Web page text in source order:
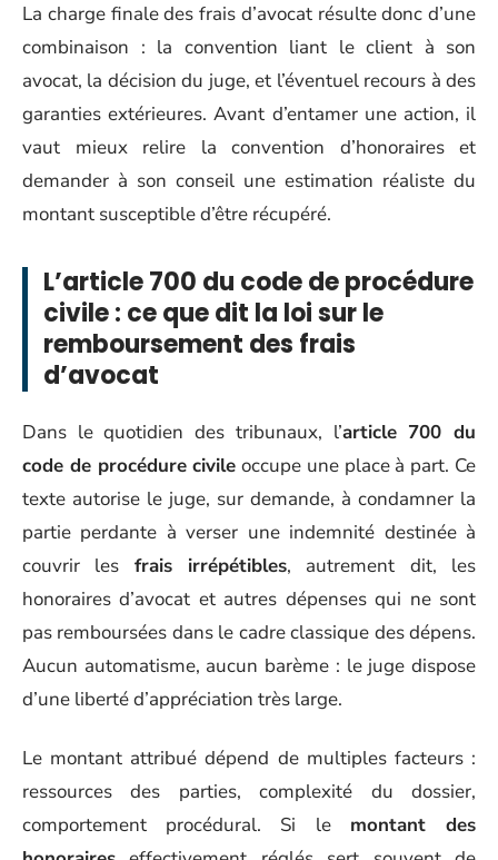
La charge finale des frais d’avocat résulte donc d’une
combinaison : la convention liant le client à son
avocat, la décision du juge, et l’éventuel recours à des
garanties extérieures. Avant d’entamer une action, il
vaut mieux relire la convention d’honoraires et
demander à son conseil une estimation réaliste du
montant susceptible d’être récupéré.
L’article 700 du code de procédure
civile : ce que dit la loi sur le
remboursement des frais
d’avocat
Dans le quotidien des tribunaux, l’article 700 du
code de procédure civile occupe une place à part. Ce
texte autorise le juge, sur demande, à condamner la
partie perdante à verser une indemnité destinée à
couvrir les frais irrépétibles, autrement dit, les
honoraires d’avocat et autres dépenses qui ne sont
pas remboursées dans le cadre classique des dépens.
Aucun automatisme, aucun barème : le juge dispose
d’une liberté d’appréciation très large.
Le montant attribué dépend de multiples facteurs :
ressources des parties, complexité du dossier,
comportement procédural. Si le montant des